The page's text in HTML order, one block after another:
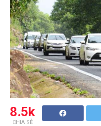
8.5k
CHIA SẺ